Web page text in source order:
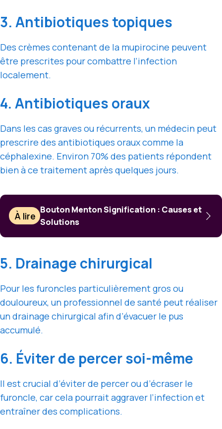
3. Antibiotiques topiques
Des crèmes contenant de la mupirocine peuvent
être prescrites pour combattre l’infection
localement.
4. Antibiotiques oraux
Dans les cas graves ou récurrents, un médecin peut
prescrire des antibiotiques oraux comme la
céphalexine. Environ 70% des patients répondent
bien à ce traitement après quelques jours.
À lire
Bouton Menton Signification : Causes et
Solutions
5. Drainage chirurgical
Pour les furoncles particulièrement gros ou
douloureux, un professionnel de santé peut réaliser
un drainage chirurgical afin d’évacuer le pus
accumulé.
6. Éviter de percer soi-même
Il est crucial d’éviter de percer ou d’écraser le
furoncle, car cela pourrait aggraver l’infection et
entraîner des complications.